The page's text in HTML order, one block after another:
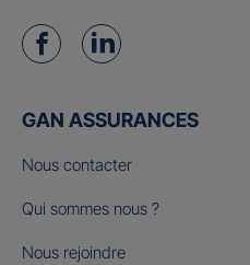
GAN ASSURANCES
Nous contacter
Qui sommes nous ?
Nous rejoindre